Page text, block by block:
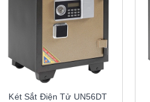
Két Sắt Điện Tử UN56DT